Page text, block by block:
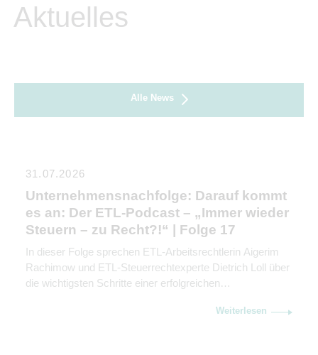
Aktuelles
Alle News
31.07.2026
Unternehmensnachfolge: Darauf kommt
es an: Der ETL-Podcast – „Immer wieder
Steuern – zu Recht?!“ | Folge 17
In dieser Folge sprechen ETL-Arbeitsrechtlerin Aigerim
Rachimow und ETL-Steuerrechtexperte Dietrich Loll über
die wichtigsten Schritte einer erfolgreichen
Kommunikation genauso wichtig ist wie rechtliche und
Weiterlesen